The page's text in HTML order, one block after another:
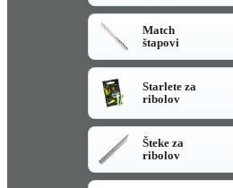
Match
štapovi
Starlete za
ribolov
Šteke za
ribolov